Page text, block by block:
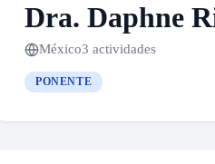
Dra. Daphne
México3 actividades
PONENTE